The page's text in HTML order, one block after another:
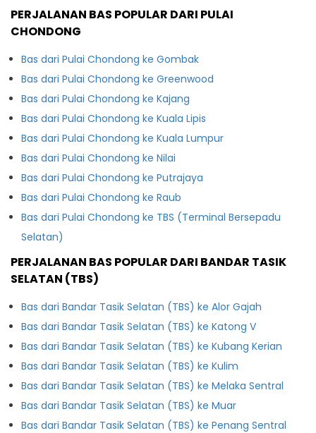
PERJALANAN BAS POPULAR DARI PULAI
CHONDONG
Bas dari Pulai Chondong ke Gombak
Bas dari Pulai Chondong ke Greenwood
Bas dari Pulai Chondong ke Kajang
Bas dari Pulai Chondong ke Kuala Lipis
Bas dari Pulai Chondong ke Kuala Lumpur
Bas dari Pulai Chondong ke Nilai
Bas dari Pulai Chondong ke Putrajaya
Bas dari Pulai Chondong ke Raub
Bas dari Pulai Chondong ke TBS (Terminal Bersepadu
Selatan)
PERJALANAN BAS POPULAR DARI BANDAR TASIK
SELATAN (TBS)
Bas dari Bandar Tasik Selatan (TBS) ke Alor Gajah
Bas dari Bandar Tasik Selatan (TBS) ke Katong V
Bas dari Bandar Tasik Selatan (TBS) ke Kubang Kerian
Bas dari Bandar Tasik Selatan (TBS) ke Kulim
Bas dari Bandar Tasik Selatan (TBS) ke Melaka Sentral
Bas dari Bandar Tasik Selatan (TBS) ke Muar
Bas dari Bandar Tasik Selatan (TBS) ke Penang Sentral